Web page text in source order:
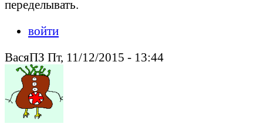
переделывать.
войти
ВасяПЗ Пт, 11/12/2015 - 13:44